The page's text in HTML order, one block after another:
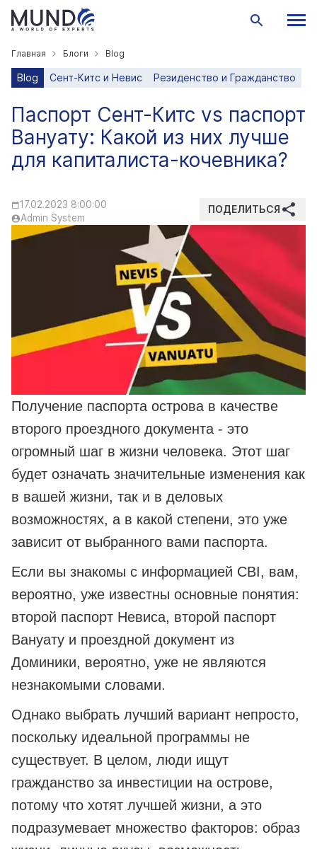
Главная Блоги Blog
Blog Сент-Китс и Невис Резиденство и Гражданство
Паспорт Сент-Китс vs паспорт
Вануату: Какой из них лучше
для капиталиста-кочевника?
17.02.2023 8:00:00
Admin System
ПОДЕЛИТЬСЯ
Получение паспорта острова в качестве
второго проездного документа - это
огромный шаг в жизни человека. Этот шаг
будет означать значительные изменения как
в вашей жизни, так и в деловых
возможностях, а в какой степени, это уже
зависит от выбранного вами паспорта.
Если вы знакомы с информацией CBI, вам,
вероятно, уже известны основные понятия:
второй паспорт Невиса, второй паспорт
Вануату и проездной документ из
Доминики, вероятно, уже не являются
незнакомыми словами.
Однако выбрать лучший вариант непросто,
поскольку идеальной программы не
существует. В целом, люди ищут
гражданство за инвестиции на острове,
потому что хотят лучшей жизни, а это
подразумевает множество факторов: образ